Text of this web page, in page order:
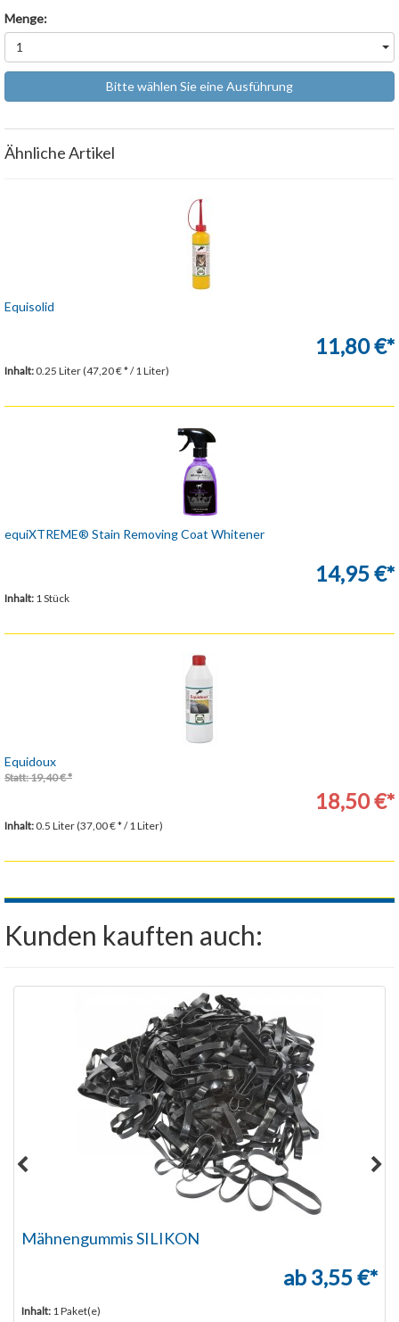
Menge:
1
Bitte wählen Sie eine Ausführung
Ähnliche Artikel
Equisolid
11,80 €*
Inhalt: 0.25 Liter (47,20 € * / 1 Liter)
equiXTREME® Stain Removing Coat Whitener
14,95 €*
Inhalt: 1 Stück
Equidoux
Statt: 19,40 € *
18,50 €*
Inhalt: 0.5 Liter (37,00 € * / 1 Liter)
Kunden kauften auch:
Mähnengummis SILIKON
ab 3,55 €*
Inhalt: 1 Paket(e)